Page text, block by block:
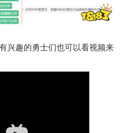
兴趣的勇士们也可以看视频来